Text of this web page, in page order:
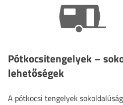
Pótkocsitengelyek –
lehetőségek
A pótkocsi tengelyek